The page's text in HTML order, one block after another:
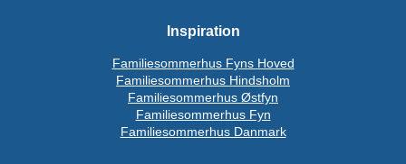
Inspiration
Familiesommerhus Fyns Hoved
Familiesommerhus Hindsholm
Familiesommerhus Østfyn
Familiesommerhus Fyn
Familiesommerhus Danmark